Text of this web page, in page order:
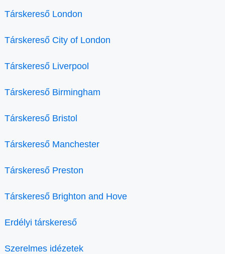
Társkereső London
Társkereső City of London
Társkereső Liverpool
Társkereső Birmingham
Társkereső Bristol
Társkereső Manchester
Társkereső Preston
Társkereső Brighton and Hove
Erdélyi társkereső
Szerelmes idézetek